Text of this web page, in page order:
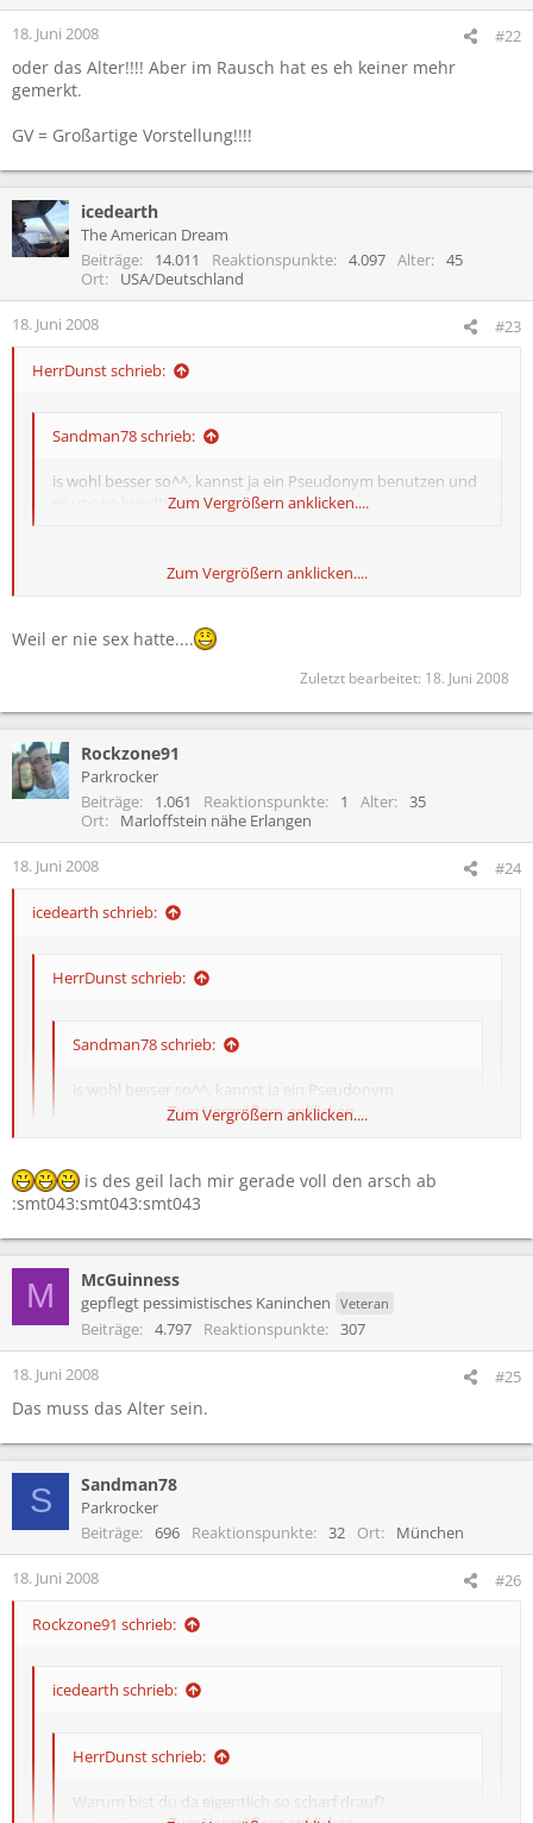
18. Juni 2008 #22
oder das Alter!!!! Aber im Rausch hat es eh keiner mehr
gemerkt.
GV = Großartige Vorstellung!!!!
icedearth
The American Dream
Beiträge
14.011 Reaktionspunkte 4.097 Alter
45
Ort
USA/Deutschland
18. Juni 2008 #23
HerrDunst schrieb:
Sandman78 schrieb:
is wohl besser so^^, kannst ja ein Pseudonym benutzen und
es uns so kundtun^^Zum Vergrößern anklicken....
Warum bist du da eigentlich so scharf drauf?
Zum Vergrößern anklicken....
Weil er nie sex hatte....
Zuletzt bearbeitet: 18. Juni 2008
Rockzone91
Parkrocker
Beiträge
1.061 Reaktionspunkte 1 Alter
35
Ort
Marloffstein nähe Erlangen
18. Juni 2008 #24
icedearth schrieb:
HerrDunst schrieb:
Sandman78 schrieb:
is wohl besser so^^, kannst ja ein Pseudonym
benutzen und es uns so kundtun^^
Zum Vergrößern anklicken....
Warum bist du da eigentlich so scharf drauf?
Zum Vergrößern anklicken....
Weil er nie sex hatte....
Zum Vergrößern anklicken....
is des geil lach mir gerade voll den arsch ab
:smt043:smt043:smt043
M McGuinness
gepflegt pessimistisches Kaninchen Veteran
Beiträge 4.797 Reaktionspunkte 307
18. Juni 2008 #25
Das muss das Alter sein.
S Sandman78
Parkrocker
Beiträge
696 Reaktionspunkte 32 Ort München
18. Juni 2008 #26
Rockzone91 schrieb:
icedearth schrieb:
HerrDunst schrieb:
Warum bist du da eigentlich so scharf drauf?